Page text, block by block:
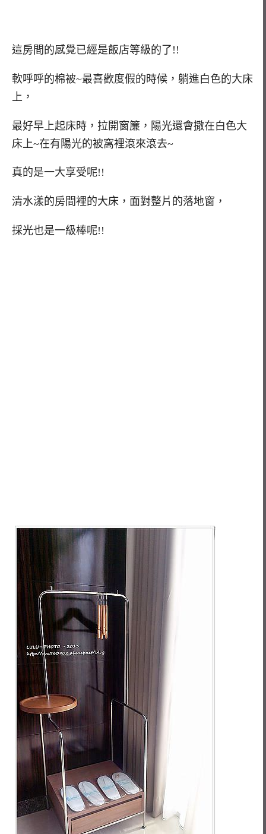
這房間的感覺已經是飯店等級的了!!
軟呼呼的棉被~最喜歡度假的時候，躺進白色的大床
上，
最好早上起床時，拉開窗簾，陽光還會撒在白色大
床上~在有陽光的被窩裡滾來滾去~
真的是一大享受呢!!
清水漾的房間裡的大床，面對整片的落地窗，
採光也是一級棒呢!!